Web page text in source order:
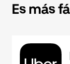
Es más